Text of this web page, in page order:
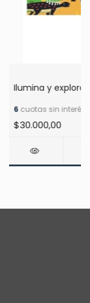
Ilumina y explora:
6 cuotas sin interés
$30.000,00